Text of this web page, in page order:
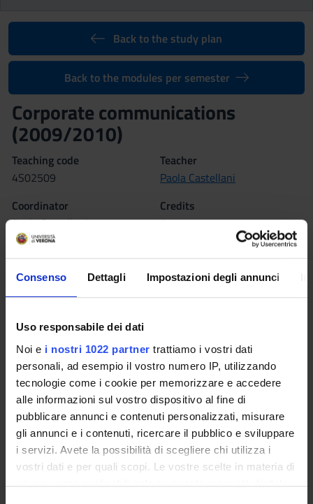
Consenso Dettagli Impostazioni degli annunci
Uso responsabile dei dati
Noi e i nostri 1022 partner trattiamo i vostri dati
personali, ad esempio il vostro numero IP, utilizzando
tecnologie come i cookie per memorizzare e accedere
alle informazioni sul vostro dispositivo al fine di
pubblicare annunci e contenuti personalizzati, misurare
gli annunci e i contenuti, ricercare il pubblico e sviluppare
i servizi. Avete la possibilità di scegliere chi utilizza i
vostri dati e per quali scopi. Le vostre scelte in materia di
privacy sono applicabili solo su questa proprietà digitale
Back to the study plan
Back to the modules per semester
Corporate communications
(2009/2010)
Teaching code
4S02509
Teacher
Paola Castellani
Coordinator
Paola Castellani
Credits
9
Language
Scientific Disciplinary Sector (SSD)
Period
1st semester dal Oct 1, 2009 al Dec 19, 2009.
Location
VERONA
Seminars 0
Learning outcomes